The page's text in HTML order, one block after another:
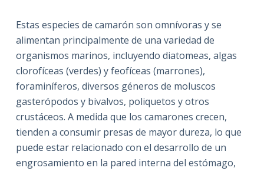
Estas especies de camarón son omnívoras y se
alimentan principalmente de una variedad de
organismos marinos, incluyendo diatomeas, algas
clorofíceas (verdes) y feofíceas (marrones),
foraminíferos, diversos géneros de moluscos
gasterópodos y bivalvos, poliquetos y otros
crustáceos. A medida que los camarones crecen,
tienden a consumir presas de mayor dureza, lo que
puede estar relacionado con el desarrollo de un
engrosamiento en la pared interna del estómago,